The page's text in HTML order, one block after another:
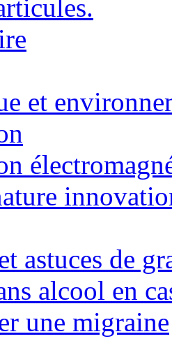
et
astuces de
alcool en
une migraine